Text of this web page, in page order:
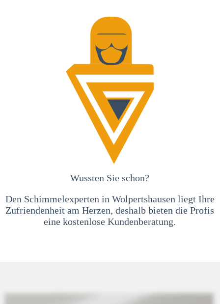
Wussten Sie schon?
Den Schimmelexperten in Wolpertshausen liegt Ihre
Zufriendenheit am Herzen, deshalb bieten die Profis
eine kostenlose Kundenberatung.